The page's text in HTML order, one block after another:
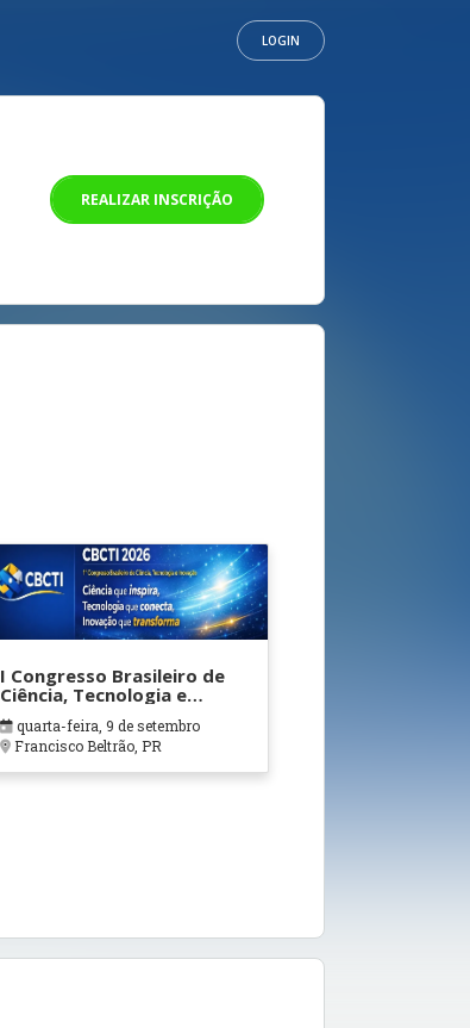
LOGIN
REALIZAR INSCRIÇÃO
I Congresso Brasileiro de
Ciência, Tecnologia e
Inovação
quarta-feira, 9 de setembro
Francisco Beltrão, PR